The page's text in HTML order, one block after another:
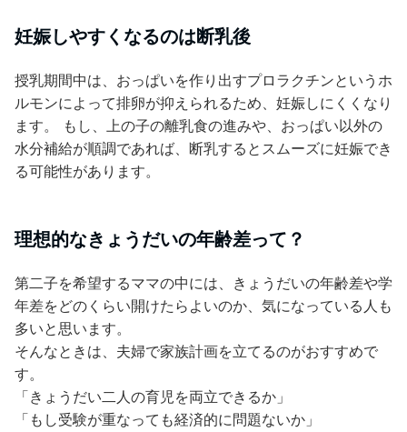
妊娠しやすくなるのは断乳後
授乳期間中は、おっぱいを作り出すプロラクチンというホ
ルモンによって排卵が抑えられるため、妊娠しにくくなり
ます。 もし、上の子の離乳食の進みや、おっぱい以外の
水分補給が順調であれば、断乳するとスムーズに妊娠でき
る可能性があります。
理想的なきょうだいの年齢差って？
第二子を希望するママの中には、きょうだいの年齢差や学
年差をどのくらい開けたらよいのか、気になっている人も
多いと思います。
そんなときは、夫婦で家族計画を立てるのがおすすめで
す。
「きょうだい二人の育児を両立できるか」
「もし受験が重なっても経済的に問題ないか」